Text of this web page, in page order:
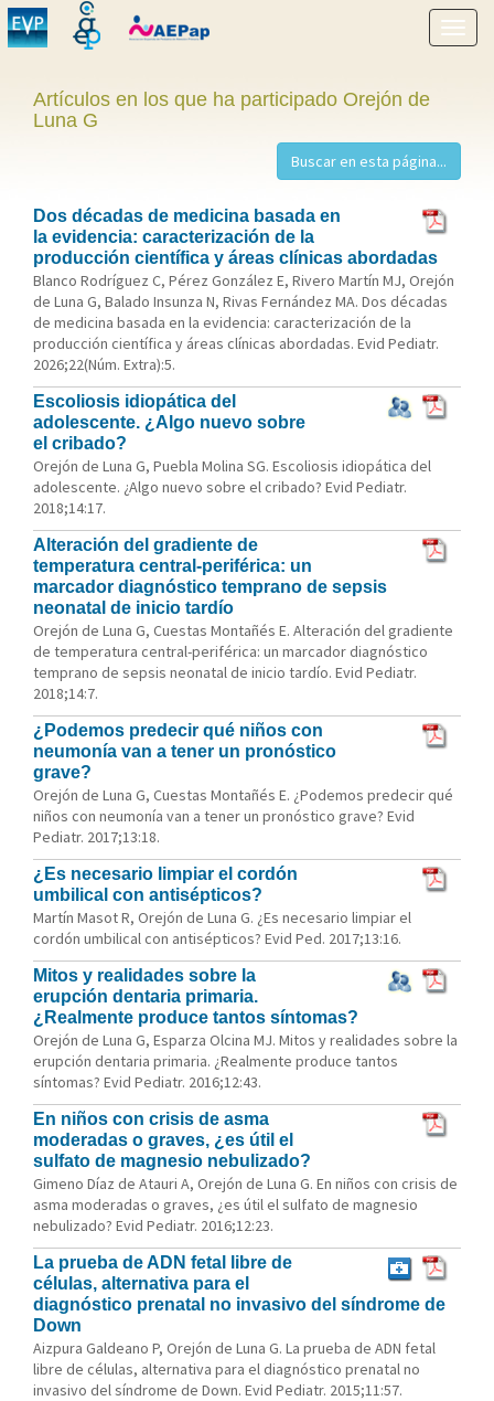
menú
Artículos en los que ha participado Orejón de
Luna G
Dos décadas de medicina basada en
la evidencia: caracterización de la
producción científica y áreas clínicas abordadas
Blanco Rodríguez C, Pérez González E, Rivero Martín MJ, Orejón
de Luna G, Balado Insunza N, Rivas Fernández MA. Dos décadas
de medicina basada en la evidencia: caracterización de la
producción científica y áreas clínicas abordadas. Evid Pediatr.
2026;22(Núm. Extra):5.
Escoliosis idiopática del
adolescente. ¿Algo nuevo sobre
el cribado?
Orejón de Luna G, Puebla Molina SG. Escoliosis idiopática del
adolescente. ¿Algo nuevo sobre el cribado? Evid Pediatr.
2018;14:17.
Alteración del gradiente de
temperatura central-periférica: un
marcador diagnóstico temprano de sepsis
neonatal de inicio tardío
Orejón de Luna G, Cuestas Montañés E. Alteración del gradiente
de temperatura central-periférica: un marcador diagnóstico
temprano de sepsis neonatal de inicio tardío. Evid Pediatr.
2018;14:7.
¿Podemos predecir qué niños con
neumonía van a tener un pronóstico
grave?
Orejón de Luna G, Cuestas Montañés E. ¿Podemos predecir qué
niños con neumonía van a tener un pronóstico grave? Evid
Pediatr. 2017;13:18.
¿Es necesario limpiar el cordón
umbilical con antisépticos?
Martín Masot R, Orejón de Luna G. ¿Es necesario limpiar el
cordón umbilical con antisépticos? Evid Ped. 2017;13:16.
Mitos y realidades sobre la
erupción dentaria primaria.
¿Realmente produce tantos síntomas?
Orejón de Luna G, Esparza Olcina MJ. Mitos y realidades sobre la
erupción dentaria primaria. ¿Realmente produce tantos
síntomas? Evid Pediatr. 2016;12:43.
En niños con crisis de asma
moderadas o graves, ¿es útil el
sulfato de magnesio nebulizado?
Gimeno Díaz de Atauri A, Orejón de Luna G. En niños con crisis de
asma moderadas o graves, ¿es útil el sulfato de magnesio
nebulizado? Evid Pediatr. 2016;12:23.
La prueba de ADN fetal libre de
células, alternativa para el
diagnóstico prenatal no invasivo del síndrome de
Down
Aizpura Galdeano P, Orejón de Luna G. La prueba de ADN fetal
libre de células, alternativa para el diagnóstico prenatal no
invasivo del síndrome de Down. Evid Pediatr. 2015;11:57.